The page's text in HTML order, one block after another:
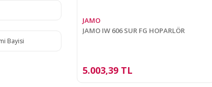
JAMO
JAMO IW 606 SUR FG HOPARLÖR
5.003,39 TL